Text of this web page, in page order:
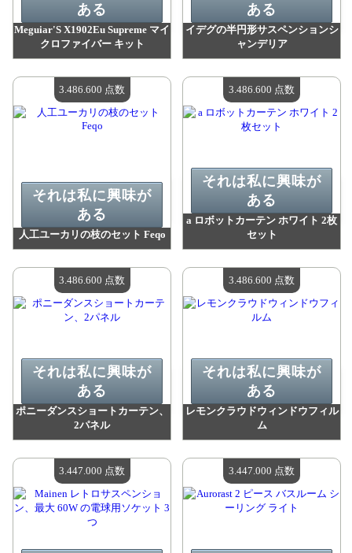
Meguiar'S X1902Eu Supreme マイ
クロファイバー キット
利用可能な数量：4
ある
イデグの半円形サスペンションシ
ャンデリア
利用可能な数量：4
ある
人工ユーカリの枝のセット Feqo
利用可能な数量：4
それは私に興味が
ある
3.486.600 点数
a ロボットカーテン ホワイト 2枚
セット
利用可能な数量：4
それは私に興味が
ある
3.486.600 点数
ポニーダンスショートカーテン、
2パネル
利用可能な数量：4
それは私に興味が
ある
3.486.600 点数
レモンクラウドウィンドウフィル
ム
利用可能な数量：4
それは私に興味が
ある
3.486.600 点数
3.447.000 点数 3.447.000 点数